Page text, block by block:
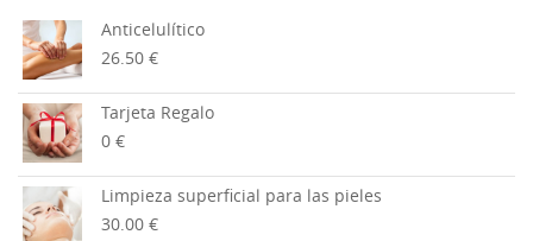
Anticelulítico
26.50 €
Tarjeta Regalo
0 €
Limpieza superficial para las pieles
30.00 €